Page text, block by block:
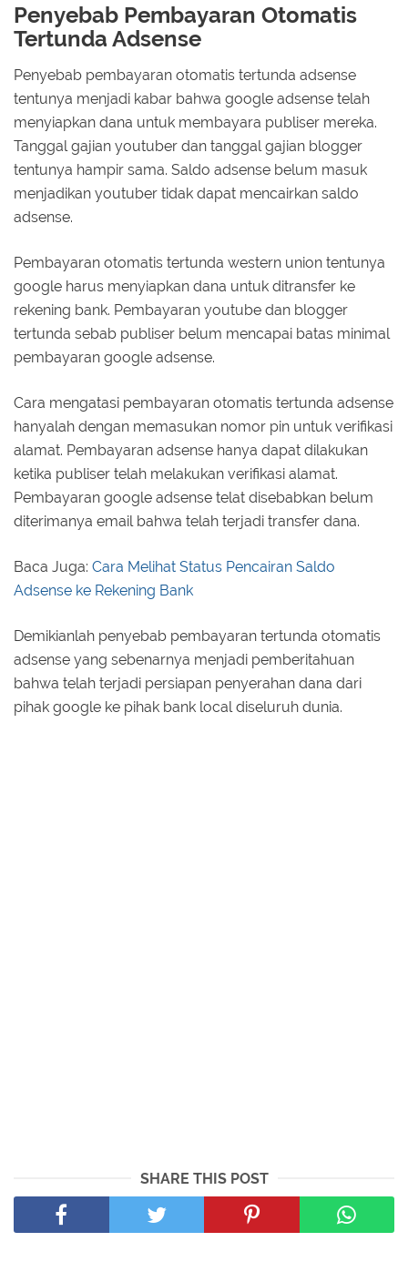
Penyebab Pembayaran Otomatis
Tertunda Adsense
Penyebab pembayaran otomatis tertunda adsense
tentunya menjadi kabar bahwa google adsense telah
menyiapkan dana untuk membayara publiser mereka.
Tanggal gajian youtuber dan tanggal gajian blogger
tentunya hampir sama. Saldo adsense belum masuk
menjadikan youtuber tidak dapat mencairkan saldo
adsense.
Pembayaran otomatis tertunda western union tentunya
google harus menyiapkan dana untuk ditransfer ke
rekening bank. Pembayaran youtube dan blogger
tertunda sebab publiser belum mencapai batas minimal
pembayaran google adsense.
Cara mengatasi pembayaran otomatis tertunda adsense
hanyalah dengan memasukan nomor pin untuk verifikasi
alamat. Pembayaran adsense hanya dapat dilakukan
ketika publiser telah melakukan verifikasi alamat.
Pembayaran google adsense telat disebabkan belum
diterimanya email bahwa telah terjadi transfer dana.
Baca Juga: Cara Melihat Status Pencairan Saldo
Adsense ke Rekening Bank
Demikianlah penyebab pembayaran tertunda otomatis
adsense yang sebenarnya menjadi pemberitahuan
bahwa telah terjadi persiapan penyerahan dana dari
pihak google ke pihak bank local diseluruh dunia.
SHARE THIS POST